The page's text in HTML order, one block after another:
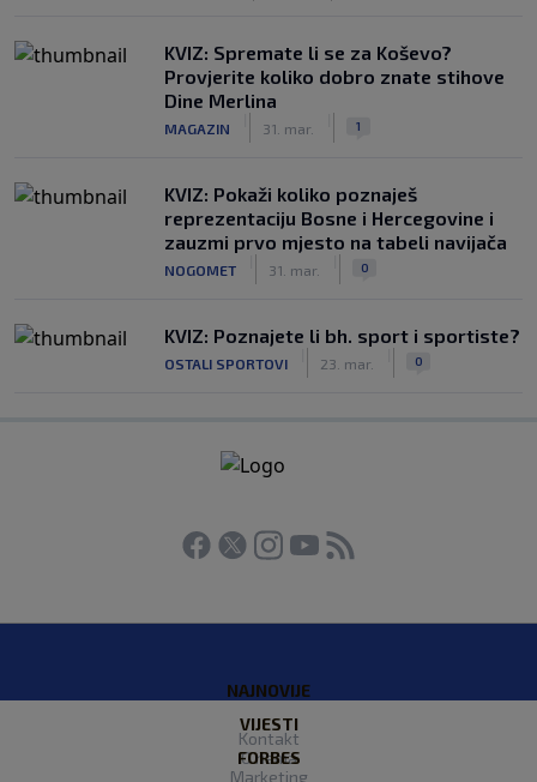
KVIZ: Spremate li se za Koševo?
Provjerite koliko dobro znate stihove
Dine Merlina
MAGAZIN 31. mar. 1
KVIZ: Pokaži koliko poznaješ
reprezentaciju Bosne i Hercegovine i
zauzmi prvo mjesto na tabeli navijača
NOGOMET 31. mar. 0
KVIZ: Poznajete li bh. sport i sportiste?
OSTALI SPORTOVI 23. mar. 0
NAJNOVIJE
VIJESTI
FORBES
Kontakt
O nama
Marketing